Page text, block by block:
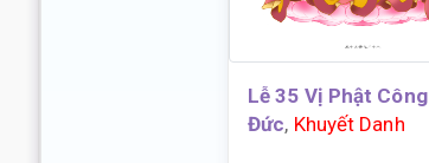
Lễ 35 Vị Phật Công
Đức, Khuyết Danh